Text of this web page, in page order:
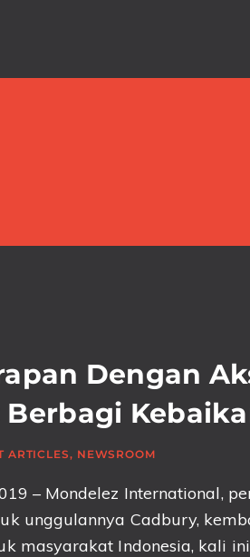
Dengan
Berbagi
ARTICLES, NEWSROOM
– Mondelez International,
unggulannya Cadbury,
masyarakat Indonesia, kali